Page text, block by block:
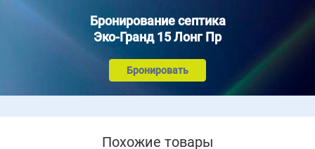
Бронирование септика
Эко-Гранд 15 Лонг Пр
Бронировать
Похожие товары